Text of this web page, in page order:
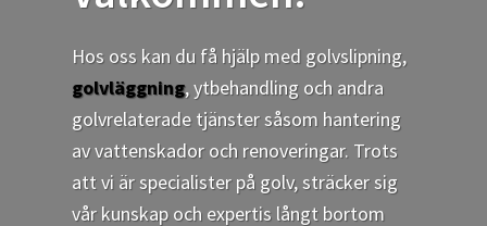
Hos oss kan du få hjälp med golvslipning,
golvläggning, ytbehandling och andra
golvrelaterade tjänster såsom hantering
av vattenskador och renoveringar. Trots
att vi är specialister på golv, sträcker sig
vår kunskap och expertis långt bortom